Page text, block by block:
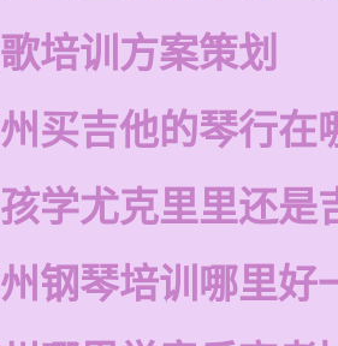
培训方案策划
买吉他的琴行在
学尤克里里还是
钢琴培训哪里好